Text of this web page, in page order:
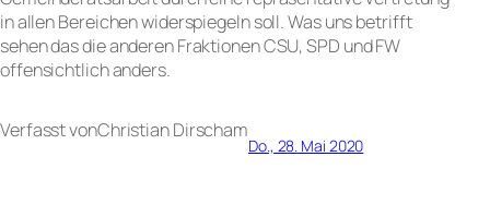
in allen Bereichen widerspiegeln soll. Was uns betrifft
sehen das die anderen Fraktionen CSU, SPD und FW
offensichtlich anders.
Verfasst vonChristian Dirscham
Do., 28. Mai 2020